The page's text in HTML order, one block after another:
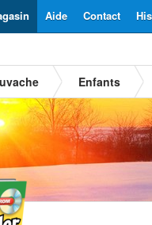
Contact
Aide
Enfants